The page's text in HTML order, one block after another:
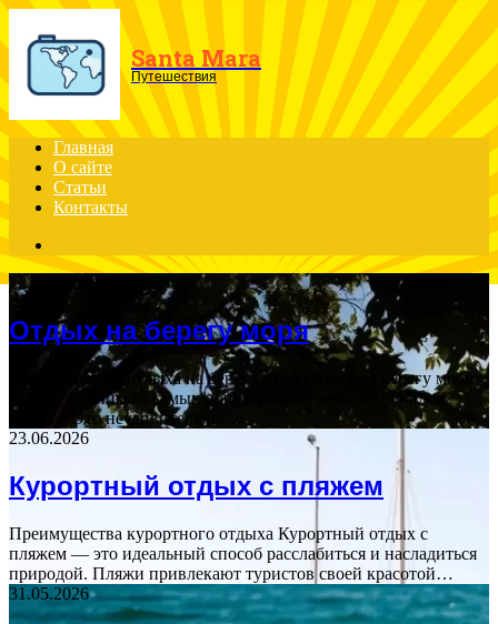
Menu
Santa Mara
Путешествия
Главная
О сайте
Статьи
Контакты
for
12.07.2026
Отдых на берегу моря
Преимущества отдыха на берегу моря Отдых на берегу моря
является одним из самых популярных и желанных видов
отдыха. Это неудивительно,…
23.06.2026
Курортный отдых с пляжем
Преимущества курортного отдыха Курортный отдых с
пляжем — это идеальный способ расслабиться и насладиться
природой. Пляжи привлекают туристов своей красотой…
31.05.2026